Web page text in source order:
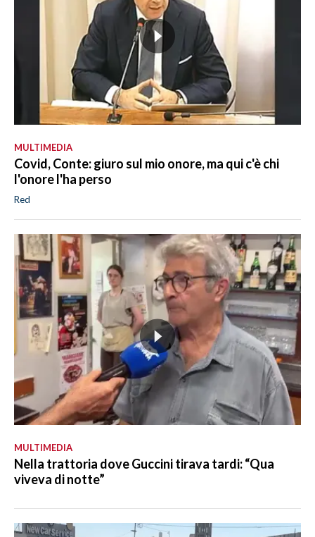
MULTIMEDIA
Covid, Conte: giuro sul mio onore, ma qui c'è chi
l'onore l'ha perso
Red
MULTIMEDIA
Nella trattoria dove Guccini tirava tardi: “Qua
viveva di notte”